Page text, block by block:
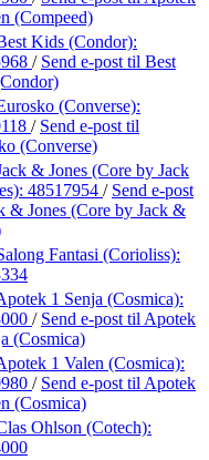
(Compeed)
Kids (Condor):
/ Send e-post til Best
(Converse):
/ Send e-post til
(Converse)
& Jones (Core by Jack
48517954 / Send e-post
& Jones (Core by Jack &
Fantasi (Corioliss):
1 Senja (Cosmica):
/ Send e-post til Apotek
(Cosmica)
1 Valen (Cosmica):
/ Send e-post til Apotek
(Cosmica)
Ohlson (Cotech):